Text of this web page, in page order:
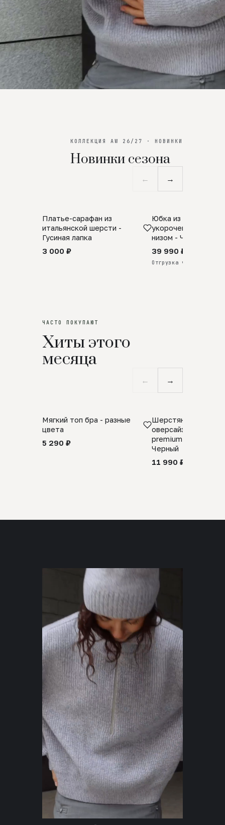
КОЛЛЕКЦИЯ AW 26/27 · НОВИНКИ
Новинки сезона
← →
SALE
Платье-сарафан из
итальянской шерсти -
Гусиная лапка
3 000 ₽
ПРЕДЗАКАЗ
Юбка из
укороченная с
низом - Черный
39 990 ₽
Отгрузка через 25 дней
ЧАСТО ПОКУПАЮТ
Хиты этого
месяца
← →
Мягкий топ бра - разные
цвета
5 290 ₽
Шерстяной свитер
оверсайз 100%
premium merino
Черный
11 990 ₽